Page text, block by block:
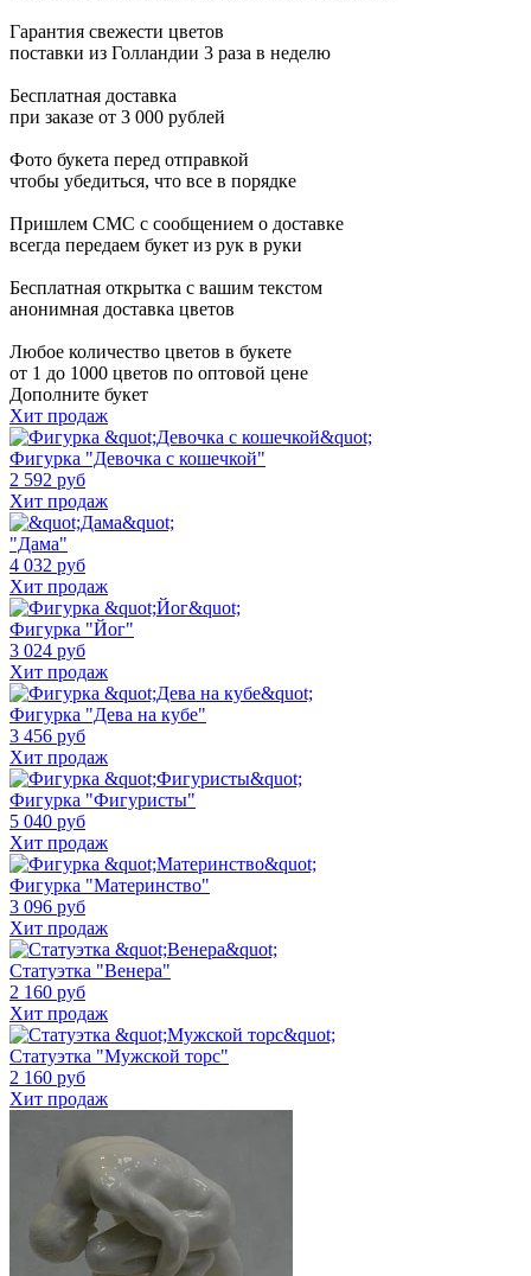
Гарантия свежести цветов
поставки из Голландии 3 раза в неделю
Бесплатная доставка
при заказе от 3 000 рублей
Фото букета перед отправкой
чтобы убедиться, что все в порядке
Пришлем СМС с сообщением о доставке
всегда передаем букет из рук в руки
Бесплатная открытка с вашим текстом
анонимная доставка цветов
Любое количество цветов в букете
от 1 до 1000 цветов по оптовой цене
Дополните букет
Хит продаж
Фигурка "Девочка с кошечкой"
2 592 руб
Хит продаж
"Дама"
4 032 руб
Хит продаж
Фигурка "Йог"
3 024 руб
Хит продаж
Фигурка "Дева на кубе"
3 456 руб
Хит продаж
Фигурка "Фигуристы"
5 040 руб
Хит продаж
Фигурка "Материнство"
3 096 руб
Хит продаж
Статуэтка "Венера"
2 160 руб
Хит продаж
Статуэтка "Мужской торс"
2 160 руб
Хит продаж